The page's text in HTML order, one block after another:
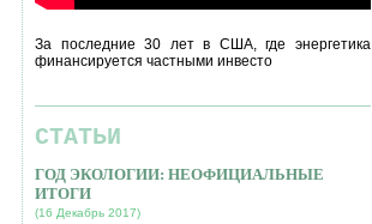
За последние 30 лет в США, где энергетика
финансируется частными инвесто
СТАТЬИ
ГОД ЭКОЛОГИИ: НЕОФИЦИАЛЬНЫЕ
ИТОГИ
(16 Декабрь 2017)